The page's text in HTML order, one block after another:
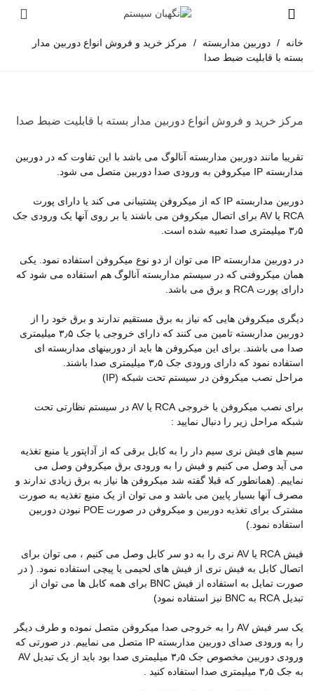
خانه / دوربین مداربسته /
مرکز خرید و فروش انواع دوربین مدار
بسته با قابلیت ضبط صدا
مرکز خرید و فروش انواع دوربین مدار بسته با قابلیت ضبط صدا
تقریبا مانند دوربین مداربسته آنالوگ می باشد با این تفاوت که در دوربین
مداربسته IP میکروفن به ورودی صدا دوربین متصل می شود.
دوربین مداربسته IP که از میکروفن پشتیبانی می کند یا دارای پورت
RCA یا AV برای اتصال میکروفن می باشند یا بر روی آنها یک ورودی جک
۳٫۵ میلیمتری صدا تعبیه شده است.
در دوربین مداربسته IP می توان از دو نوع میکروفن استفاده نمود. یکی
همان میکروفنی که در سیستم مداربسته آنالوگ هم استفاده می شود که
دارای پورت RCA و برق می باشد.
دیگری میکروفن هایی که نیاز به برق مستقیم ندارند و برق خود را از
دوربین مداربسته تامین می کنند که دارای خروجی یا جک ۳٫۵ میلیمتری
صدا می باشند. برای این میکروفن ها باید از دوربینهای مداربسته ای
استفاده نمود که دارای ورودی جک ۳٫۵ میلیمتری صدا باشند.
مراحل نصب میکروفن در سیستم تحت شبکه (IP)
برای نصب میکروفن یا خروجی RCA یا AV در سیستم نظارتی تحت
شبکه مراحل زیر را دنبال نمایید :
سیم های فیش نری سیم دار را به کابل برقی که از آداپتور یا منبع تغذیه
می آید وصل می کنیم و فیش را به ورودی برق میکروفن وصل می
نماییم. (همانطور که قبلا گفته شد میکروفن ها نیاز به برق زیادی ندارند و
مصرف آنها بسیار پایین می باشد و می توان از یک منبع تغذیه به صورت
مشترک برای تغذیه دوربین و میکروفن در صورت POE نبودن دوربین
استفاده نمود.)
فیش RCA یا AV نری را به دو سر کابل وصل می کنیم ، می توان برای
اتصال کابل به فیش نری از فیش های لحیمی یا پیچی استفاده نمود. ( در
صورت تمایل به استفاده از فیش BNC برای همه کابل ها می توان از
تبدیل RCA به BNC نیز استفاده نمود)
یک سر فیش AV را به خروجی صدا میکروفن متصل نموده و طرف دیگر
را به ورودی صدای دوربین مداربسته IP متصل می نماییم. در صورتی که
ورودی دوربین مخصوص جک ۳٫۵ میلیمتری صدا بود باید از یک تبدیل AV
به جک ۳٫۵ میلیمتری صدا استفاده کنید .